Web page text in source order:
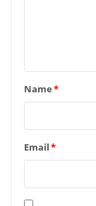
Name*
Email*